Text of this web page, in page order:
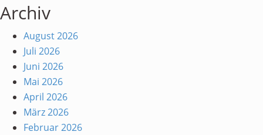
Archiv
August 2026
Juli 2026
Juni 2026
Mai 2026
April 2026
März 2026
Februar 2026